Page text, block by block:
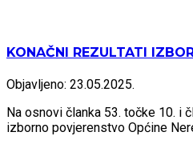
KONAČNI REZULTATI
Objavljeno: 23.05.2025.
Na osnovi članka 53. točke 10. i
izborno povjerenstvo Općine